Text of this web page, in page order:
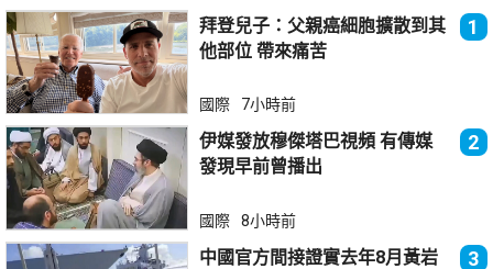
拜登兒子：父親癌細胞擴散到其
他部位 帶來痛苦
1
國際 7小時前
伊媒發放穆傑塔巴視頻 有傳媒
發現早前曾播出
2
國際 8小時前
中國官方間接證實去年8月黃岩
3